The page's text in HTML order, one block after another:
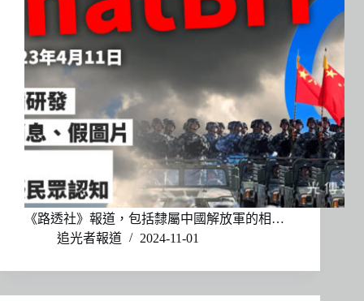
《路透社》報道，包括隸屬中國解放軍的相…
追光者報道
2024-11-01